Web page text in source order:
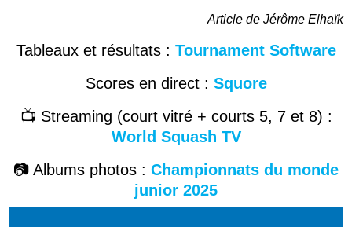
Article de Jérôme Elhaïk
Tableaux et résultats : Tournament Software
Scores en direct : Squore
📺 Streaming (court vitré + courts 5, 7 et 8) :
World Squash TV
📷 Albums photos : Championnats du monde
junior 2025